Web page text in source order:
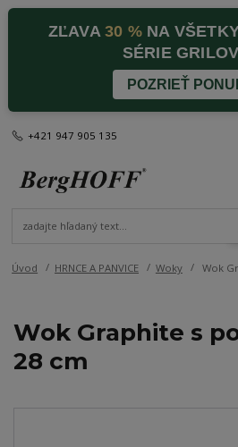
ZĽAVA30 %NA
SÉRIE
POZRIEŤ
+421 947 905 135
Úvod HRNCE A PANVICE Woky Wok
Wok Graphite s
28 cm